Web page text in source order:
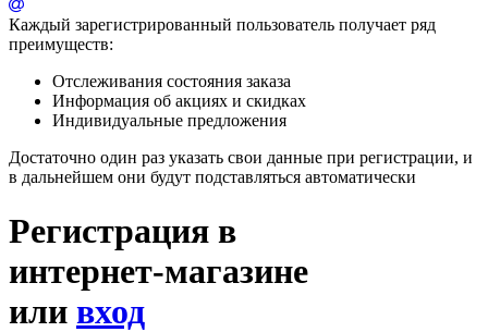
Каждый зарегистрированный пользователь получает ряд
преимуществ:
Отслеживания состояния заказа
Информация об акциях и скидках
Индивидуальные предложения
Достаточно один раз указать свои данные при регистрации, и
в дальнейшем они будут подставляться автоматически
Регистрация в
интернет-магазине
или вход